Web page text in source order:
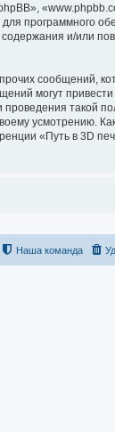
программного
и/или
сообщений,
могут
такой
усмотрению.
«Путь в 3D
Наша команда